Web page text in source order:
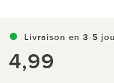
Livraison en 3-5
4,99